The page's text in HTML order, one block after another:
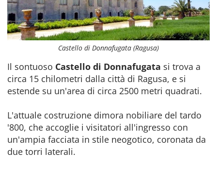
Castello di Donnafugata (Ragusa)
Il sontuoso Castello di Donnafugata si trova a
circa 15 chilometri dalla città di Ragusa, e si
estende su un'area di circa 2500 metri quadrati.
L'attuale costruzione dimora nobiliare del tardo
'800, che accoglie i visitatori all'ingresso con
un'ampia facciata in stile neogotico, coronata da
due torri laterali.